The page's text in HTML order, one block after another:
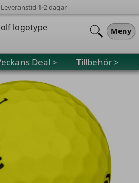
Leveranstid 1-2 dagar
Meny
Deal > Tillbehör >